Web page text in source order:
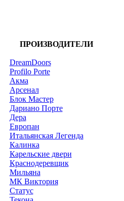
ПРОИЗВОДИТЕЛИ
DreamDoors
Profilo Porte
Акма
Арсенал
Блок Мастер
Дариано Порте
Дера
Европан
Итальянская Легенда
Калинка
Карельские двери
Краснодеревщик
Мильяна
МК Виктория
Статус